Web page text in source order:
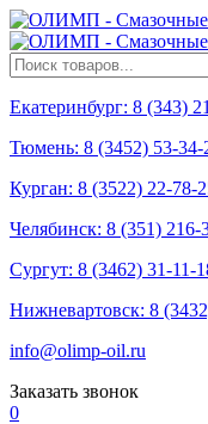
Екатеринбург: 8 (343)
Тюмень: 8 (3452) 53-34-
Курган: 8 (3522) 22-78-
Челябинск: 8 (351) 216-
Сургут: 8 (3462) 31-11-
Нижневартовск: 8
info@olimp-oil.ru
Заказать звонок
0